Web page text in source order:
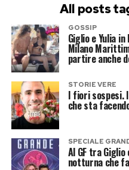
All posts
GOSSIP
Giglio e Yulia
Milano
partire anche
STORIE VERE
I fiori sospesi.
che sta
SPECIALE
Al GF tra
notturna che